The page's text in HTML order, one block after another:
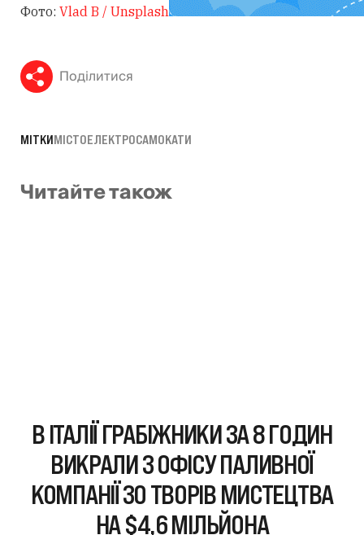
Фото: Vlad B / Unsplash
Поділитися
МІТКИМІСТОЕЛЕКТРОСАМОКАТИ
Читайте також
В ІТАЛІЇ ГРАБІЖНИКИ ЗА 8 ГОДИН
ВИКРАЛИ З ОФІСУ ПАЛИВНОЇ
КОМПАНІЇ 30 ТВОРІВ МИСТЕЦТВА
НА $4,6 МІЛЬЙОНА